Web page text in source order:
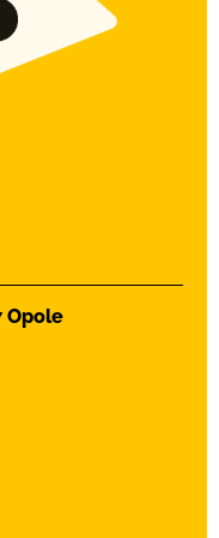
Opole